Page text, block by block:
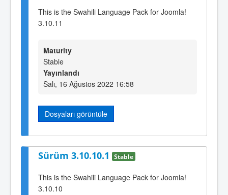
This is the Swahili Language Pack for Joomla!
3.10.11
Maturity
Stable
Yayınlandı
Salı, 16 Ağustos 2022 16:58
Dosyaları görüntüle
Sürüm 3.10.10.1 Stable
This is the Swahili Language Pack for Joomla!
3.10.10